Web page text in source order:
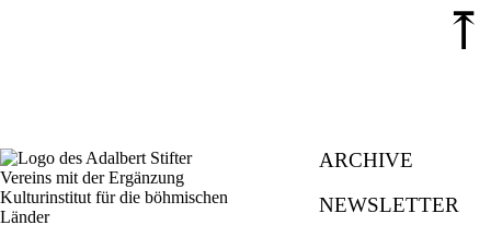
⤒
ARCHIVE
NEWSLETTER